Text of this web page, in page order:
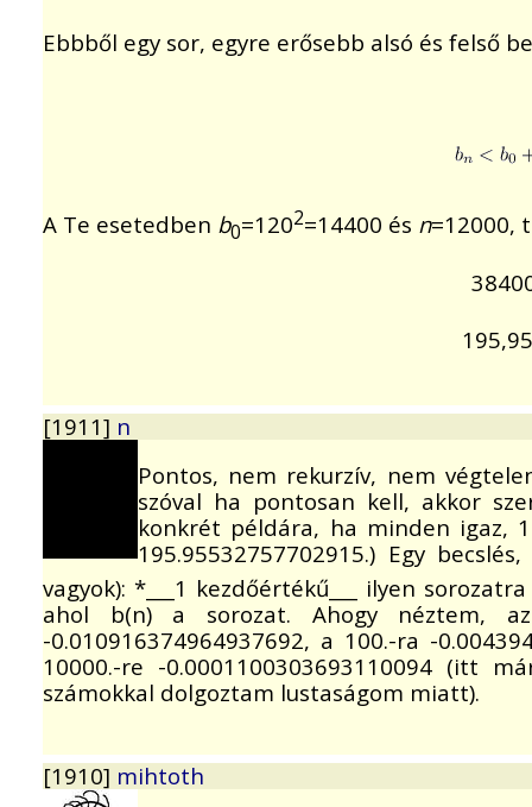
Ebbből egy sor, egyre erősebb alsó és felső
A Te esetedben b0=1202=14400 és n=12000,
[1911] n
Pontos, nem rekurzív, nem
szóval ha pontosan kell, akkor
konkrét példára, ha minden igaz,
195.95532757702915.) Egy
vagyok): *___1 kezdőértékű___ ilyen
ahol b(n) a sorozat. Ahogy néztem,
-0.010916374964937692, a 100.-ra -
10000.-re -0.0001100303693110094 (itt
számokkal dolgoztam lustaságom miatt).
[1910] mihtoth